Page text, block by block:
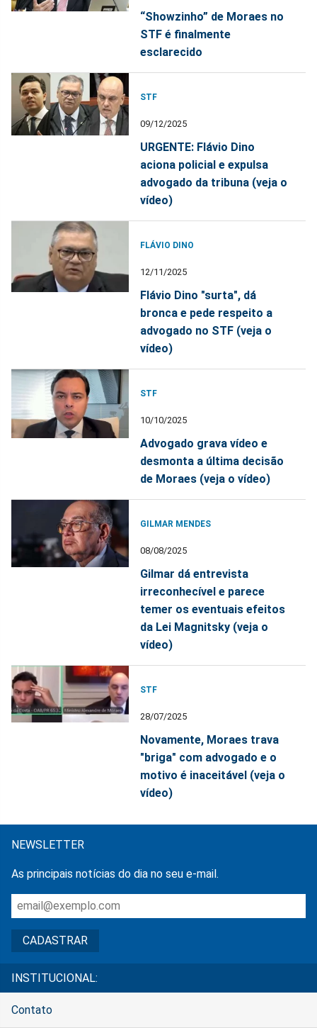
“Showzinho” de Moraes no
STF é finalmente
esclarecido
STF
09/12/2025
URGENTE: Flávio Dino
aciona policial e expulsa
advogado da tribuna (veja o
vídeo)
FLÁVIO DINO
12/11/2025
Flávio Dino "surta", dá
bronca e pede respeito a
advogado no STF (veja o
vídeo)
STF
10/10/2025
Advogado grava vídeo e
desmonta a última decisão
de Moraes (veja o vídeo)
GILMAR MENDES
08/08/2025
Gilmar dá entrevista
irreconhecível e parece
temer os eventuais efeitos
da Lei Magnitsky (veja o
vídeo)
STF
28/07/2025
Novamente, Moraes trava
"briga" com advogado e o
motivo é inaceitável (veja o
vídeo)
NEWSLETTER
As principais notícias do dia no seu e-mail.
INSTITUCIONAL:
Contato